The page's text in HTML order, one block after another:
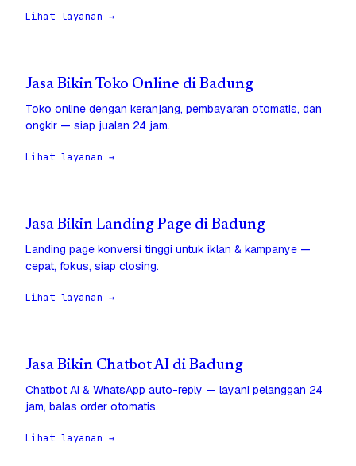
Lihat layanan →
Jasa Bikin Toko Online di Badung
Toko online dengan keranjang, pembayaran otomatis, dan
ongkir — siap jualan 24 jam.
Lihat layanan →
Jasa Bikin Landing Page di Badung
Landing page konversi tinggi untuk iklan & kampanye —
cepat, fokus, siap closing.
Lihat layanan →
Jasa Bikin Chatbot AI di Badung
Chatbot AI & WhatsApp auto-reply — layani pelanggan 24
jam, balas order otomatis.
Lihat layanan →